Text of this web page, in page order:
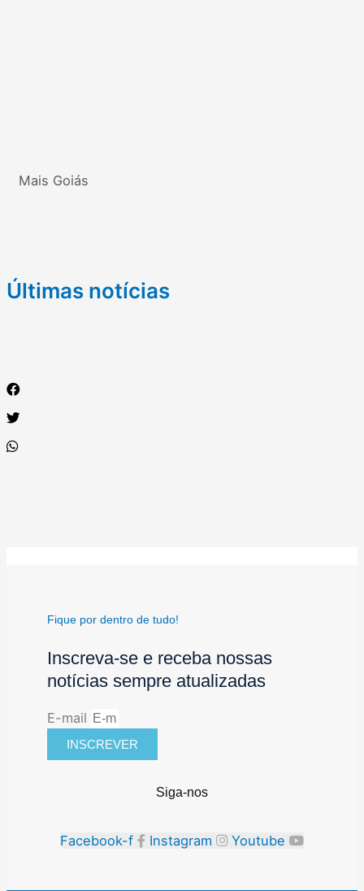
Mais Goiás
Últimas notícias
Fique por dentro de tudo!
Inscreva-se e receba nossas
notícias sempre atualizadas
E-mail
INSCREVER
Siga-nos
Facebook-f Instagram Youtube